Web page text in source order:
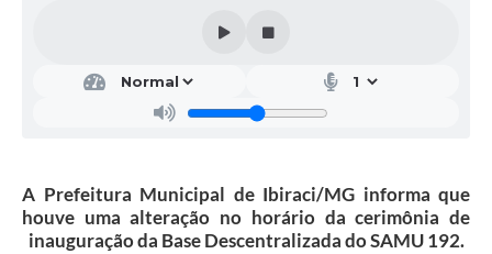
A Prefeitura Municipal de Ibiraci/MG informa que
houve uma alteração no horário da cerimônia de
inauguração da Base Descentralizada do SAMU 192.